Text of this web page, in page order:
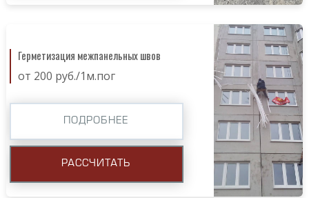
Герметизация межпанельных швов
от 200 руб./1м.пог
ПОДРОБНЕЕ
РАССЧИТАТЬ